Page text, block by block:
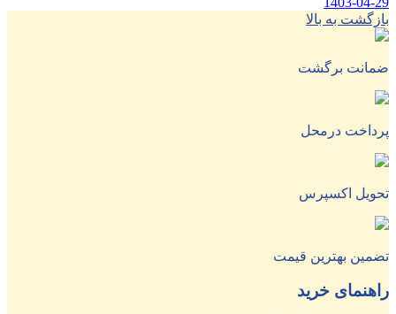
بازگشت به بالا
ضمانت برگشت
پرداخت درمحل
تحویل اکسپرس
تضمین بهترین قیمت
راهنمای خرید